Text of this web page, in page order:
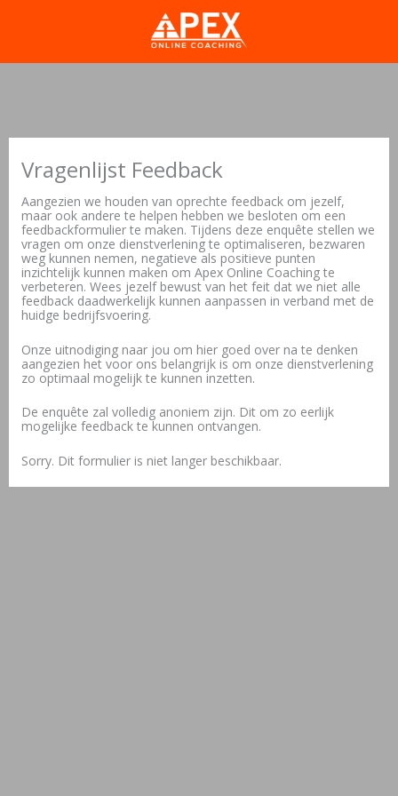
Vragenlijst Feedback
Aangezien we houden van oprechte feedback om jezelf,
maar ook andere te helpen hebben we besloten om een
feedbackformulier te maken. Tijdens deze enquête stellen we
vragen om onze dienstverlening te optimaliseren, bezwaren
weg kunnen nemen, negatieve als positieve punten
inzichtelijk kunnen maken om Apex Online Coaching te
verbeteren. Wees jezelf bewust van het feit dat we niet alle
feedback daadwerkelijk kunnen aanpassen in verband met de
huidge bedrijfsvoering.
Onze uitnodiging naar jou om hier goed over na te denken
aangezien het voor ons belangrijk is om onze dienstverlening
zo optimaal mogelijk te kunnen inzetten.
De enquête zal volledig anoniem zijn. Dit om zo eerlijk
mogelijke feedback te kunnen ontvangen.
Sorry. Dit formulier is niet langer beschikbaar.